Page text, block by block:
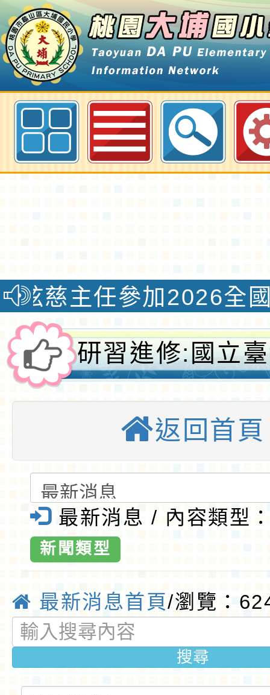
國立臺灣藝術教育館辦理紙藝劇場
動-桃園大埔國小全球資訊網
參加2026全國教學
研習進修:國立
驗教師研習活
埔國小全球資訊
優質國小
返回首頁
最新消息 / 內容類型
新聞類型
最新消息首頁/瀏覽：
搜尋